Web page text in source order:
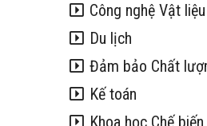
Công nghệ Vật liệu
Du lịch
Đảm bảo Chất
Kế toán